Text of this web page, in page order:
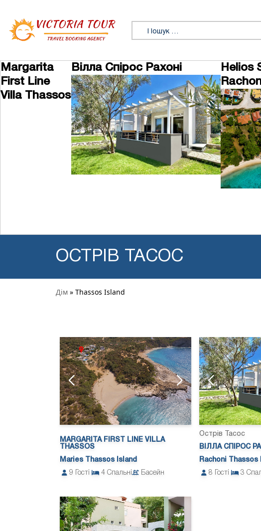
Пошук:
Margarita
First Line
Villa Thassos
Вілла Спірос Рахоні
Helios
ОСТРІВ ТАСОС
Дім » Thassos Island
MARGARITA FIRST LINE VILLA
THASSOS
Maries Thassos Island
9
Гості 4 Спальні Басейн
Острів Тасос
ВІЛЛА СПІРОС
Rachoni Thassos
8
Гості 3